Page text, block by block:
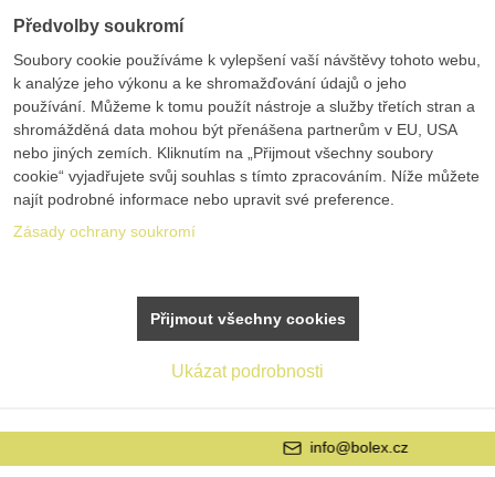
info@bolex.cz
Předvolby soukromí
Soubory cookie používáme k vylepšení vaší návštěvy tohoto webu,
k analýze jeho výkonu a ke shromažďování údajů o jeho
používání. Můžeme k tomu použít nástroje a služby třetích stran a
shromážděná data mohou být přenášena partnerům v EU, USA
nebo jiných zemích. Kliknutím na „Přijmout všechny soubory
cookie“ vyjadřujete svůj souhlas s tímto zpracováním. Níže můžete
najít podrobné informace nebo upravit své preference.
Zásady ochrany soukromí
Ukázat podrobnosti
Přijmout všechny cookies